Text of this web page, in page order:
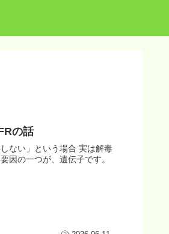
の話
ない」という場合 実は解毒
因の一つが、遺伝子です。